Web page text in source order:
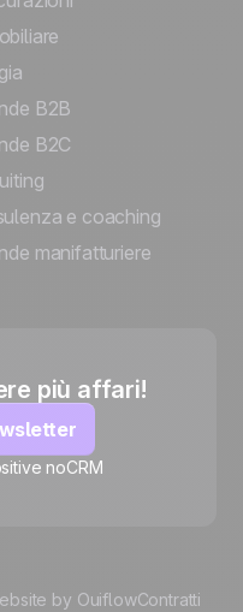
B2B
B2C
e coaching
manifatturiere
più affari!
noCRM
by OuiflowContratti